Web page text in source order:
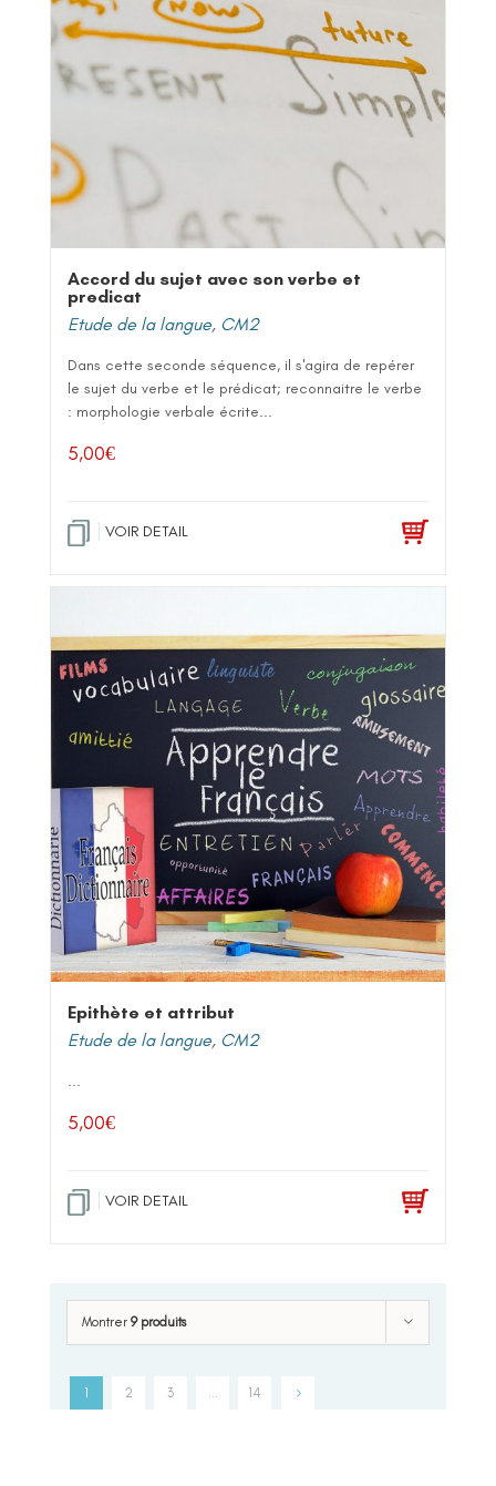
Accord du sujet avec son verbe et
predicat
Etude de la langue, CM2
Dans cette seconde séquence, il s'agira de repérer
le sujet du verbe et le prédicat; reconnaitre le verbe
: morphologie verbale écrite...
5,00€
VOIR DETAIL
Epithète et attribut
Etude de la langue, CM2
...
5,00€
VOIR DETAIL
Montrer 9 produits
1 2 3 14